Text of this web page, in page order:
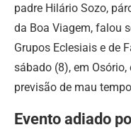
padre Hilário Sozo,
da Boa Viagem, falou
Grupos Eclesiais e de
sábado (8), em
previsão de mau
Evento adiado